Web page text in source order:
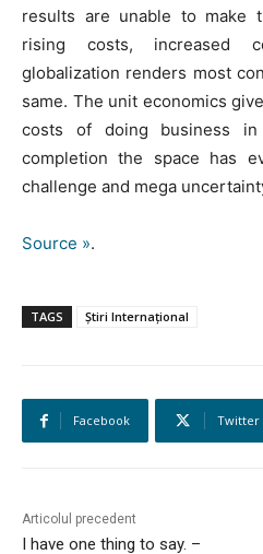
results are unable to make
rising costs, increased
globalization renders most
same. The unit economics
costs of doing business
completion the space has
challenge and mega
Source ».
TAGS Știri Internațional
Facebook Twitter
Articolul precedent
I have one thing to say. –